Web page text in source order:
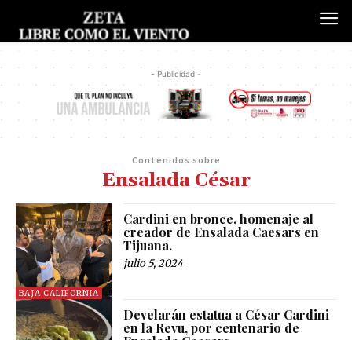
- Publicidad -
Contenidos sobre
Ensalada César
BAJA CALIFORNIA
Cardini en bronce, homenaje al
creador de Ensalada Caesars en
Tijuana.
julio 5, 2024
Develarán estatua a César Cardini
en la Revu, por centenario de